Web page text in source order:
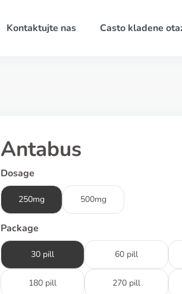
Kontaktujte nas Casto kladene
Antabus
Dosage
250mg 500mg
Package
30 pill 60 pill
180 pill 270 pill